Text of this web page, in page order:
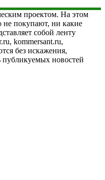
проектом. На этом
не покупают, ни какие
собой ленту
kommersant.ru,
без искажения,
публикуемых новостей